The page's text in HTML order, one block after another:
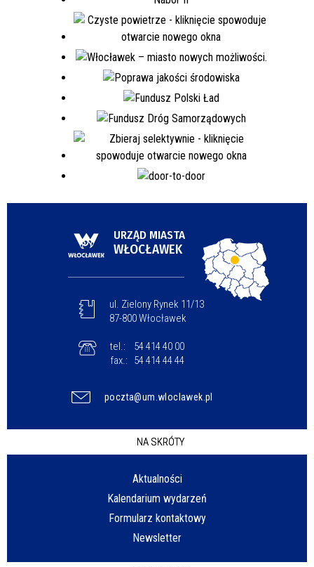
URZĄD MIASTA
WŁOCŁAWEK
ul. Zielony Rynek 11/13
87-800 Włocławek
tel.:
54 414 40 00
fax.:
54 414 44 44
poczta@um.wloclawek.pl
NA SKRÓTY
Aktualności
Kalendarium wydarzeń
Formularz kontaktowy
Newsletter